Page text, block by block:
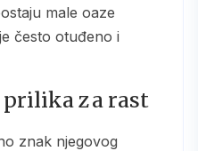
male oaze
često otuđeno i
prilika za rast